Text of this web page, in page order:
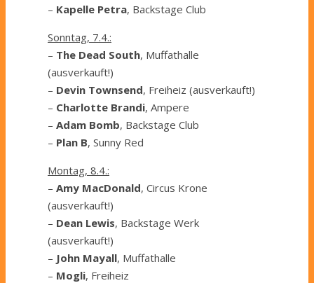
– Kapelle Petra, Backstage Club
Sonntag, 7.4.:
– The Dead South, Muffathalle
(ausverkauft!)
– Devin Townsend, Freiheiz (ausverkauft!)
– Charlotte Brandi, Ampere
– Adam Bomb, Backstage Club
– Plan B, Sunny Red
Montag, 8.4.:
– Amy MacDonald, Circus Krone
(ausverkauft!)
– Dean Lewis, Backstage Werk
(ausverkauft!)
– John Mayall, Muffathalle
– Mogli, Freiheiz